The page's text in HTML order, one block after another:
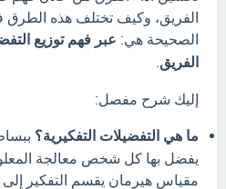
الفريق، وكيف تختلف هذه الطرق
الصحيحة هي: عبر فهم توزيع
الفريق
إليك شرح مفصل:
ما هي التفضيلات التفكيرية؟
يفضل بها كل شخص معالجة
مقياس هيرمان يقسم التفكير إلى